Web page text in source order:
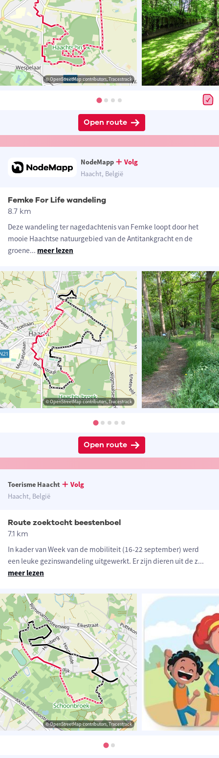
© OpenStreetMap contributors, Tracestrack
Open route
NodeMapp
Volg
Haacht, België
Femke For Life wandeling
8.7 km
Deze wandeling ter nagedachtenis van Femke loopt door het
mooie Haachtse natuurgebied van de Antitankgracht en de
groene... meer lezen
© OpenStreetMap contributors, Tracestrack
Open route
Toerisme Haacht
Volg
Haacht, België
Route zoektocht beestenboel
7.1 km
In kader van Week van de mobiliteit (16-22 september) werd
een leuke gezinswandeling uitgewerkt. Er zijn dieren uit de z...
meer lezen
© OpenStreetMap contributors, Tracestrack